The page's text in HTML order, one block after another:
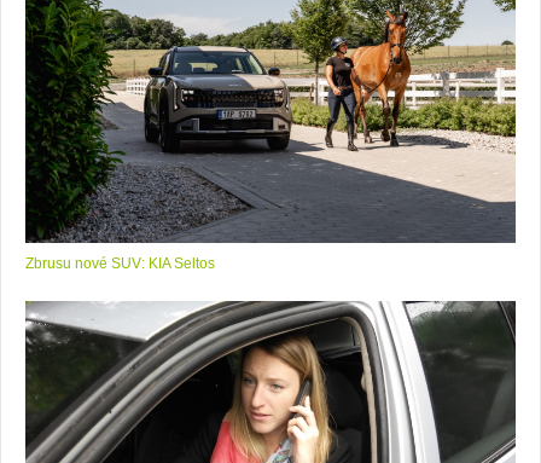
Zbrusu nové SUV: KIA Seltos